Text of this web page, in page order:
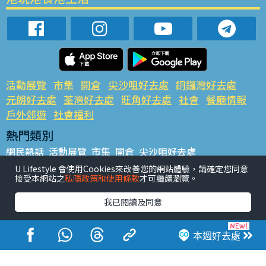
本週好去處
活動展覽 市集 開倉 尖沙咀好去處 銅鑼灣好去處
元朗好去處 荃灣好去處 旺角好去處 社會 餐廳情報
戶外郊遊 社會福利
熱門類別
網民熱話 活動展覽 市集 開倉 尖沙咀好去處
銅鑼灣好去處 元朗好去處 荃灣好去處 旺角好去處 社會
餐廳情報 戶外郊遊
熱門標籤
#UGO搵好去處 #人氣活動推介 #美食社群熱話
#親子玩樂好去處
#ULifestyle應用程式
#限時搶
#UJetso禮物放送
#ULifestyle商戶中心 #著數 #網絡熱話
U Lifestyle 會使用Cookies來改善您的網站體驗，請確定您同意
接受本網站之私隱政策和使用條款才可繼續瀏覽。
我已閱讀及同意